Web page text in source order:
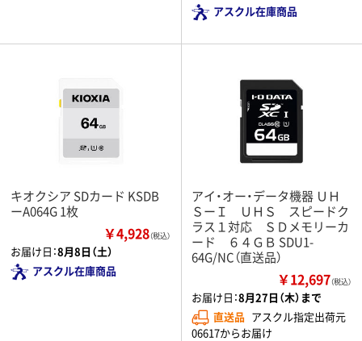
アスクル在庫商品
キオクシア SDカード KSDB
ーA064G 1枚
￥4,928（税込）
お届け日：8月8日（土）
アスクル在庫商品
アイ・オー・データ機器 ＵＨ
ＳーＩ ＵＨＳ スピードク
ラス１対応 ＳＤメモリーカ
ード ６４ＧＢ SDU1-
64G/NC（直送品）
￥12,697（税込）
お届け日：8月27日（木）まで
直送品 アスクル指定出荷元
06617からお届け